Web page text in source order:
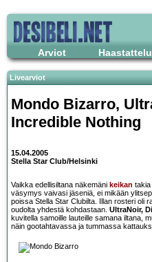
Arviot
Livearviot
Mondo Bizarro,
Incredible Nothing
15.04.2005
Stella Star Club/Helsinki
Vaikka edellisiltana näkemäni keikan takia
väsymys vaivasi jäseniä, ei mikään
poissa Stella Star Clubilta. Illan rosteri oli
oudolta yhdestä kohdastaan. UltraNoir,
kuvitella samoille lauteille samana iltana,
näin gootahtavassa ja tummassa